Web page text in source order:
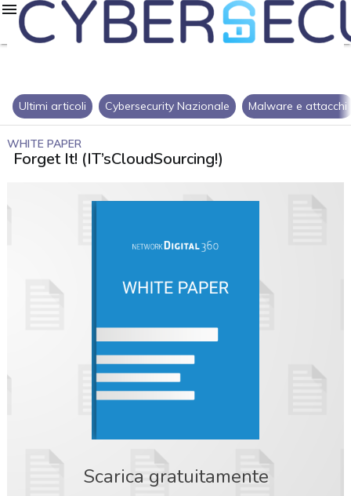
Ultimi articoli Cybersecurity Nazionale Malware e attacchi
WHITE PAPER
Forget It! (IT’sCloudSourcing!)
Scarica gratuitamente